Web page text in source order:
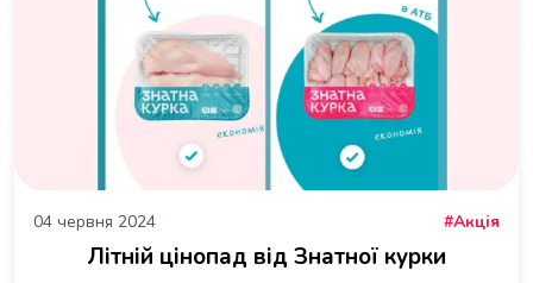
04 червня 2024 Акція
Літній цінопад від Знатної курки